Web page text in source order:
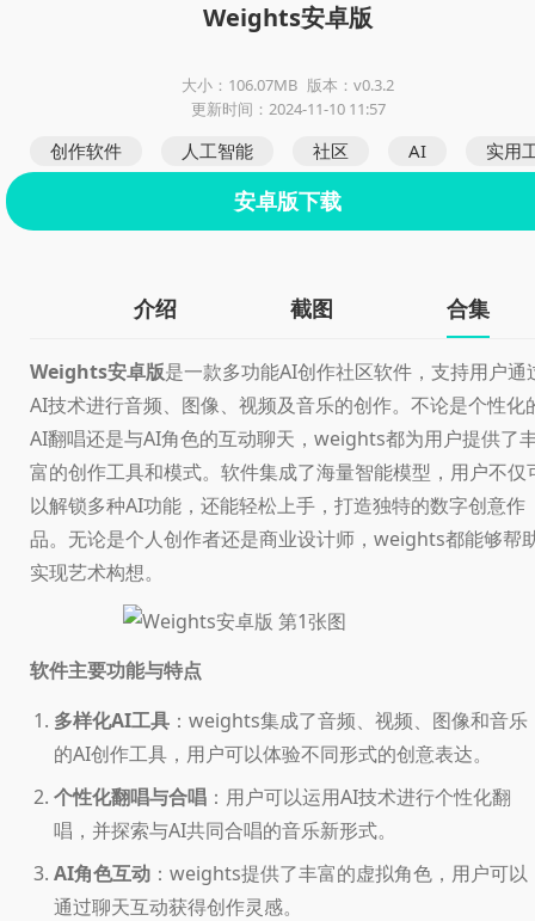
Weights安卓版
大小：106.07MB 版本：v0.3.2
更新时间：2024-11-10 11:57
创作软件 人工智能 社区 AI 实用
安卓版下载
介绍 截图 合集
Weights安卓版是一款多功能AI创作社区软件，支持用户通
AI技术进行音频、图像、视频及音乐的创作。不论是个性化
AI翻唱还是与AI角色的互动聊天，weights都为用户提供了
富的创作工具和模式。软件集成了海量智能模型，用户不仅
以解锁多种AI功能，还能轻松上手，打造独特的数字创意作
品。无论是个人创作者还是商业设计师，weights都能够帮
实现艺术构想。
软件主要功能与特点
多样化AI工具 ：weights集成了音频、视频、图像和音乐
的AI创作工具，用户可以体验不同形式的创意表达。
个性化翻唱与合唱 ：用户可以运用AI技术进行个性化翻
唱，并探索与AI共同合唱的音乐新形式。
AI角色互动 ：weights提供了丰富的虚拟角色，用户可以
通过聊天互动获得创作灵感。